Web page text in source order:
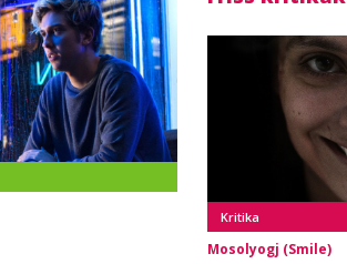
Kritika
Mosolyogj (Smile)